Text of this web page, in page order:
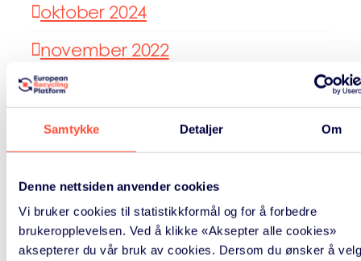
Samtykke Detaljer Om
Denne nettsiden anvender cookies
Vi bruker cookies til statistikkformål og for å forbedre
brukeropplevelsen. Ved å klikke «Aksepter alle cookies»
aksepterer du vår bruk av cookies. Dersom du ønsker å
oktober 2024
november 2022
oktober 2022
mai 2022
juli 2021
mai 2021